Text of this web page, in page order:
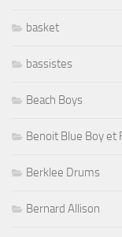
basket
bassistes
Beach Boys
Benoit Blue Boy et
Berklee Drums
Bernard Allison